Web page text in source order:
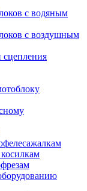
с водяным
с воздушным
сцепления